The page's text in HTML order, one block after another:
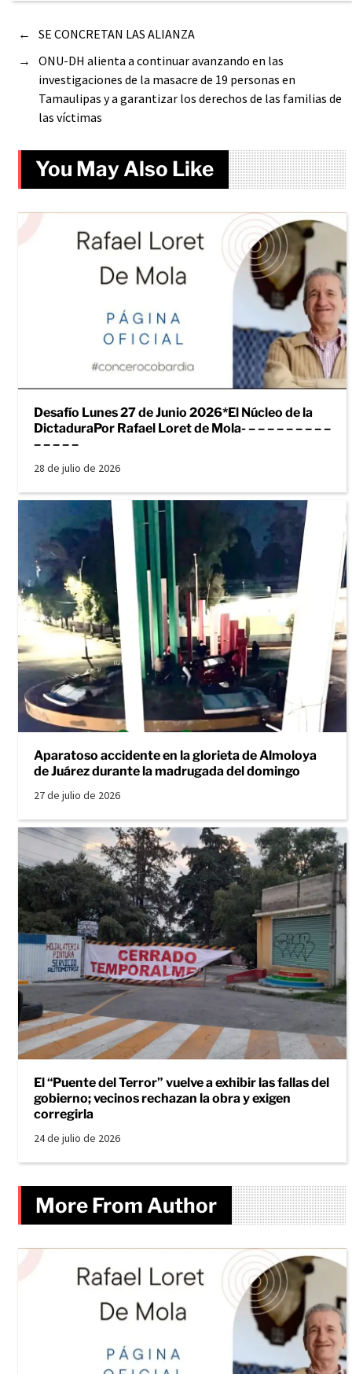
←
SE CONCRETAN LAS ALIANZA
→
ONU-DH alienta a continuar avanzando en las
investigaciones de la masacre de 19 personas en
Tamaulipas y a garantizar los derechos de las familias de
las víctimas
You May Also Like
Desafío Lunes 27 de Junio 2026*El Núcleo de la
DictaduraPor Rafael Loret de Mola- – – – – – – – – –
– – – – –
28 de julio de 2026
Aparatoso accidente en la glorieta de Almoloya
de Juárez durante la madrugada del domingo
27 de julio de 2026
El “Puente del Terror” vuelve a exhibir las fallas del
gobierno; vecinos rechazan la obra y exigen
corregirla
24 de julio de 2026
More From Author